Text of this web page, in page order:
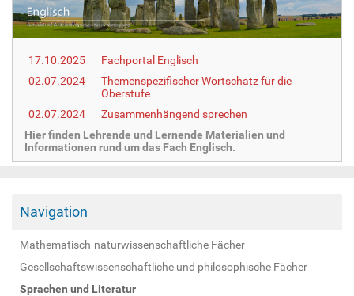
e
r
e
17.10.2025
Fachportal Englisch
02.07.2024
Themenspezifischer Wortschatz für die
Oberstufe
02.07.2024
Zusammenhängend sprechen
Hier finden Lehrende und Lernende Materialien und
Informationen rund um das Fach Englisch.
Navigation
Mathematisch-naturwissenschaftliche Fächer
Gesellschaftswissenschaftliche und philosophische Fächer
Sprachen und Literatur